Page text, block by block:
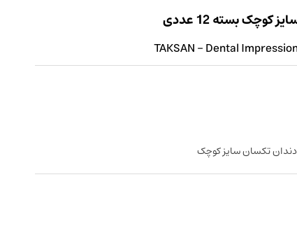
بسته 12 عددی
TAKSAN - Dental